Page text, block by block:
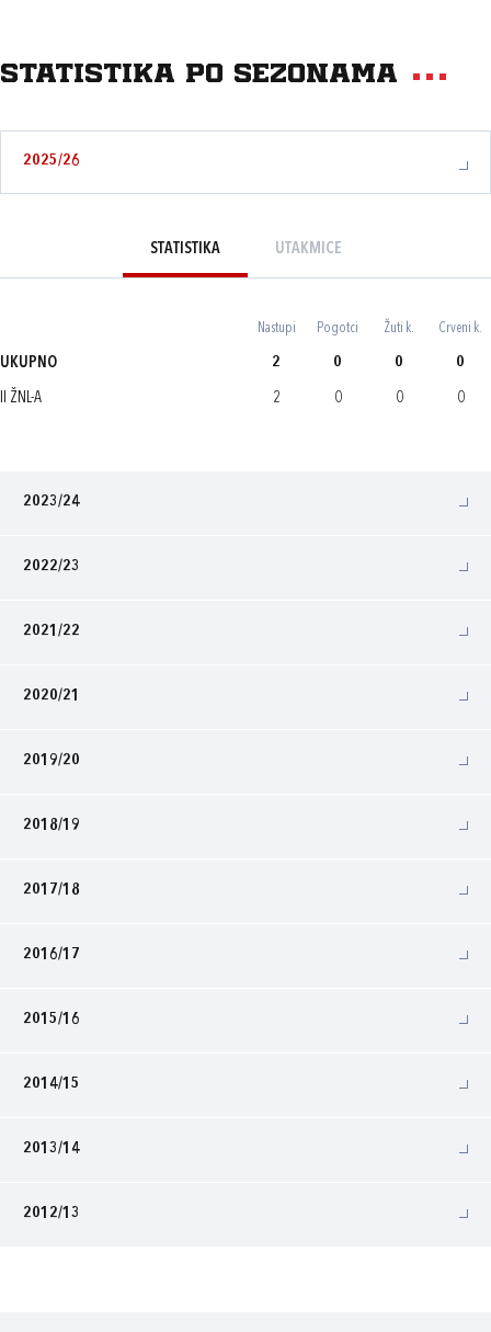
Statistika po sezonama
2025/26
STATISTIKA UTAKMICE
Nastupi Pogotci Žuti k. Crveni k.
UKUPNO 2 0 0 0
II ŽNL-A 2 0 0 0
2023/24
2022/23
2021/22
2020/21
2019/20
2018/19
2017/18
2016/17
2015/16
2014/15
2013/14
2012/13